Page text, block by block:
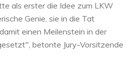
als erster die Idee zum LKW
Genie, sie in die Tat
einen Meilenstein in der
betonte Jury-Vorsitzende